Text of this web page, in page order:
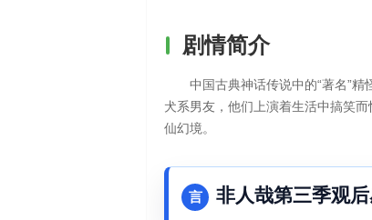
剧情简介
中国古典神话传说中的“著名”
犬系男友，他们上演着生活中搞笑
仙幻境。
言 非人哉第三季观